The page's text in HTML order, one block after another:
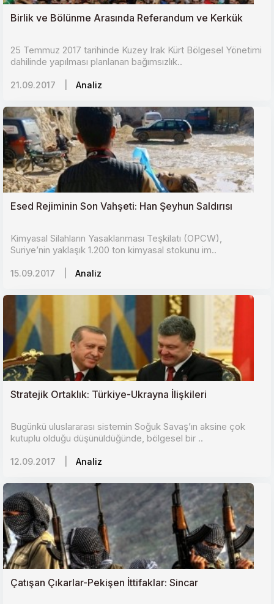
Birlik ve Bölünme Arasında Referandum ve Kerkük
25 Temmuz 2017 tarihinde Kuzey Irak Kürt Bölgesel Yönetimi
dahilinde yapılması planlanan bağımsızlık..
21.09.2017 Analiz
Esed Rejiminin Son Vahşeti: Han Şeyhun Saldırısı
Kimyasal Silahların Yasaklanması Teşkilatı (OPCW),
Suriye’nin yaklaşık 1.200 ton kimyasal stokunu im..
15.09.2017 Analiz
Stratejik Ortaklık: Türkiye-Ukrayna İlişkileri
Bugünkü uluslararası sistemin Soğuk Savaş’ın aksine çok
kutuplu olduğu düşünüldüğünde, bölgesel bir ..
12.09.2017 Analiz
Çatışan Çıkarlar-Pekişen İttifaklar: Sincar